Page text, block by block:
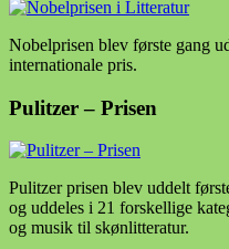
Nobelprisen blev første gang
internationale pris.
Pulitzer – Prisen
Pulitzer prisen blev uddelt
og uddeles i 21 forskellige
og musik til skønlitteratur.